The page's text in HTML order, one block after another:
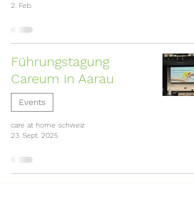
2. Feb.
Führungstagung
Careum in Aarau
Events
care at home schweiz
23. Sept. 2025